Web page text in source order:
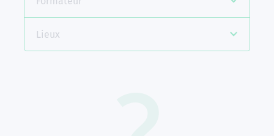
Lieux